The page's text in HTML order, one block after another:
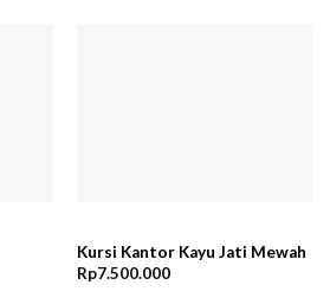
Kursi Kantor Kayu Jati Mewah
Rp7.500.000